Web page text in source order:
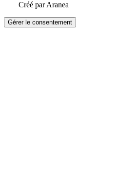
Créé par Aranea
Gérer le consentement